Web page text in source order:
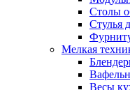
Столы
Стулья
Мелкая
Весы